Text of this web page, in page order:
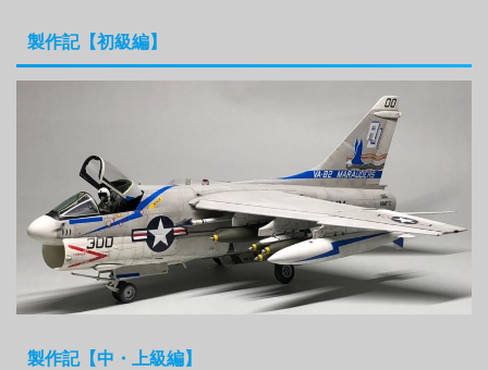
製作記【初級編】
製作記【中・上級編】